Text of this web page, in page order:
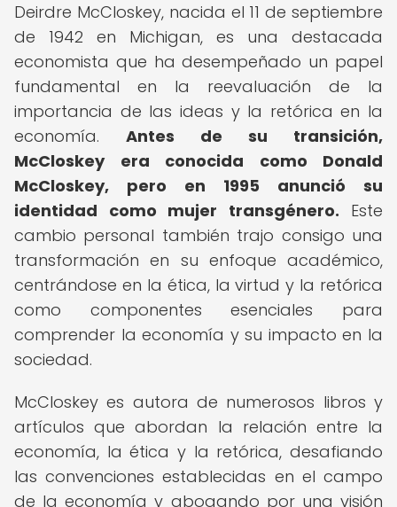
Deirdre McCloskey, nacida el 11 de septiembre
de 1942 en Michigan, es una destacada
economista que ha desempeñado un papel
fundamental en la reevaluación de la
importancia de las ideas y la retórica en la
economía. Antes de su transición,
McCloskey era conocida como Donald
McCloskey, pero en 1995 anunció su
identidad como mujer transgénero. Este
cambio personal también trajo consigo una
transformación en su enfoque académico,
centrándose en la ética, la virtud y la retórica
como componentes esenciales para
comprender la economía y su impacto en la
sociedad.
McCloskey es autora de numerosos libros y
artículos que abordan la relación entre la
economía, la ética y la retórica, desafiando
las convenciones establecidas en el campo
de la economía y abogando por una visión